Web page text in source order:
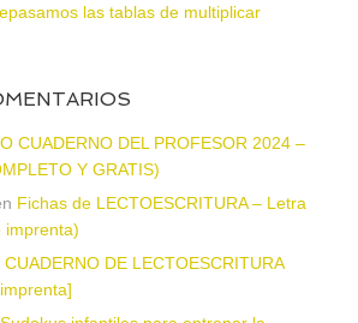
las tablas de multiplicar
CUADERNO DEL PROFESOR 2024 –
Y GRATIS)
Fichas de LECTOESCRITURA – Letra
imprenta)
CUADERNO DE LECTOESCRITURA